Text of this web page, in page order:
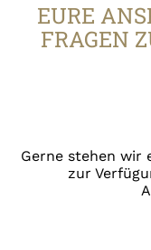
EURE
FRAGEN
Gerne stehen wir
zur